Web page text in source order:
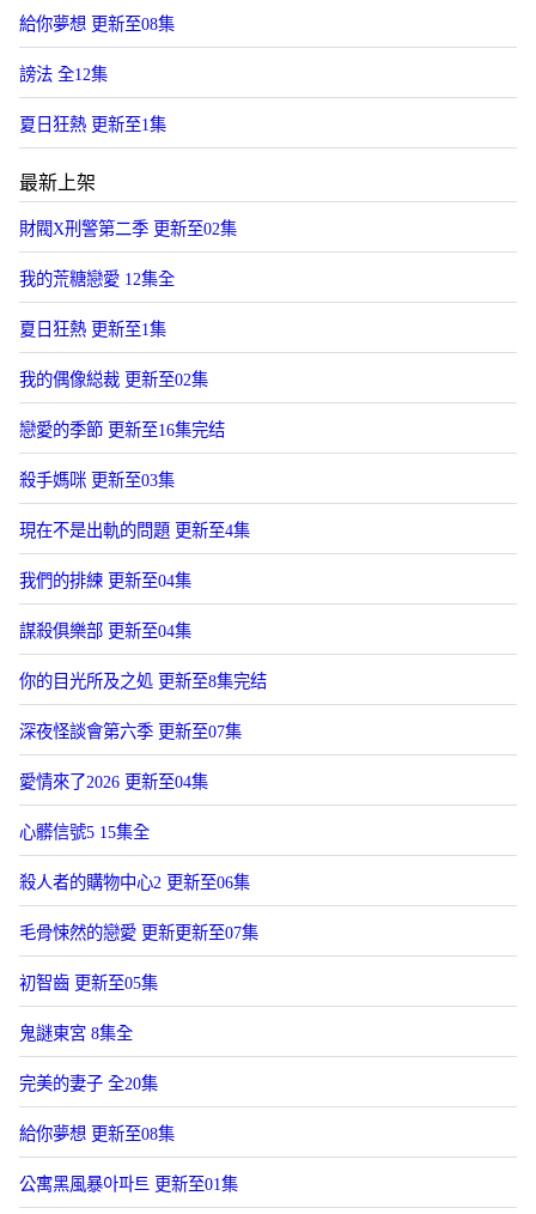
給你夢想 更新至08集
謗法 全12集
夏日狂熱 更新至1集
最新上架
財閥X刑警第二季 更新至02集
我的荒糖戀愛 12集全
夏日狂熱 更新至1集
我的偶像縂裁 更新至02集
戀愛的季節 更新至16集完结
殺手媽咪 更新至03集
現在不是出軌的問題 更新至4集
我們的排練 更新至04集
謀殺俱樂部 更新至04集
你的目光所及之処 更新至8集完结
深夜怪談會第六季 更新至07集
愛情來了2026 更新至04集
心髒信號5 15集全
殺人者的購物中心2 更新至06集
毛骨悚然的戀愛 更新更新至07集
初智齒 更新至05集
鬼謎東宮 8集全
完美的妻子 全20集
給你夢想 更新至08集
公寓黑風暴아파트 更新至01集